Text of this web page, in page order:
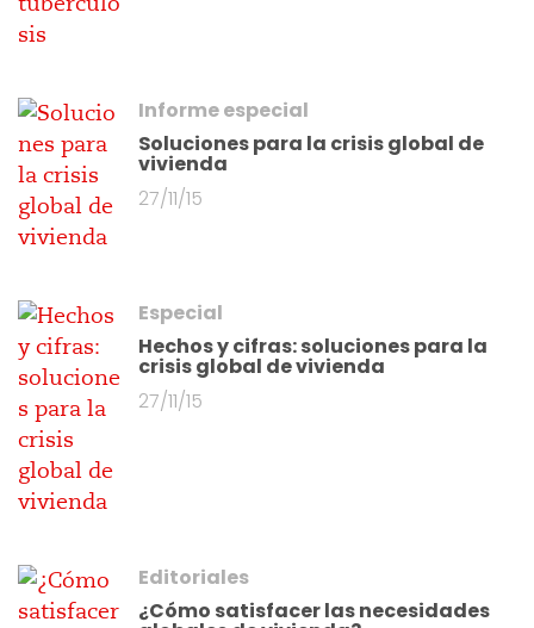
Informe especial
Soluciones para la crisis global de
vivienda
27/11/15
Especial
Hechos y cifras: soluciones para la
crisis global de vivienda
27/11/15
Editoriales
¿Cómo satisfacer las necesidades